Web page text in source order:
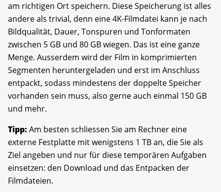
am richtigen Ort speichern. Diese Speicherung ist alles
andere als trivial, denn eine 4K-Filmdatei kann je nach
Bildqualität, Dauer, Tonspuren und Tonformaten
zwischen 5 GB und 80 GB wiegen. Das ist eine ganze
Menge. Ausserdem wird der Film in komprimierten
Segmenten heruntergeladen und erst im Anschluss
entpackt, sodass mindestens der doppelte Speicher
vorhanden sein muss, also gerne auch einmal 150 GB
und mehr.
Tipp: Am besten schliessen Sie am Rechner eine
externe Festplatte mit wenigstens 1 TB an, die Sie als
Ziel angeben und nur für diese temporären Aufgaben
einsetzen: den Download und das Entpacken der
Filmdateien.